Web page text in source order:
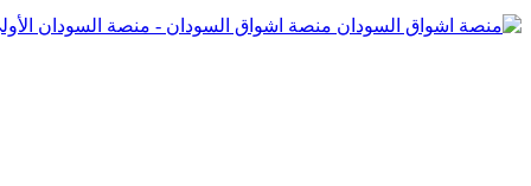
منصة اشواق السودان - منصة السودان